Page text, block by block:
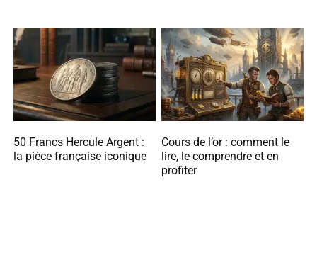
50 Francs Hercule Argent :
la pièce française iconique
Cours de l’or : comment le
lire, le comprendre et en
profiter